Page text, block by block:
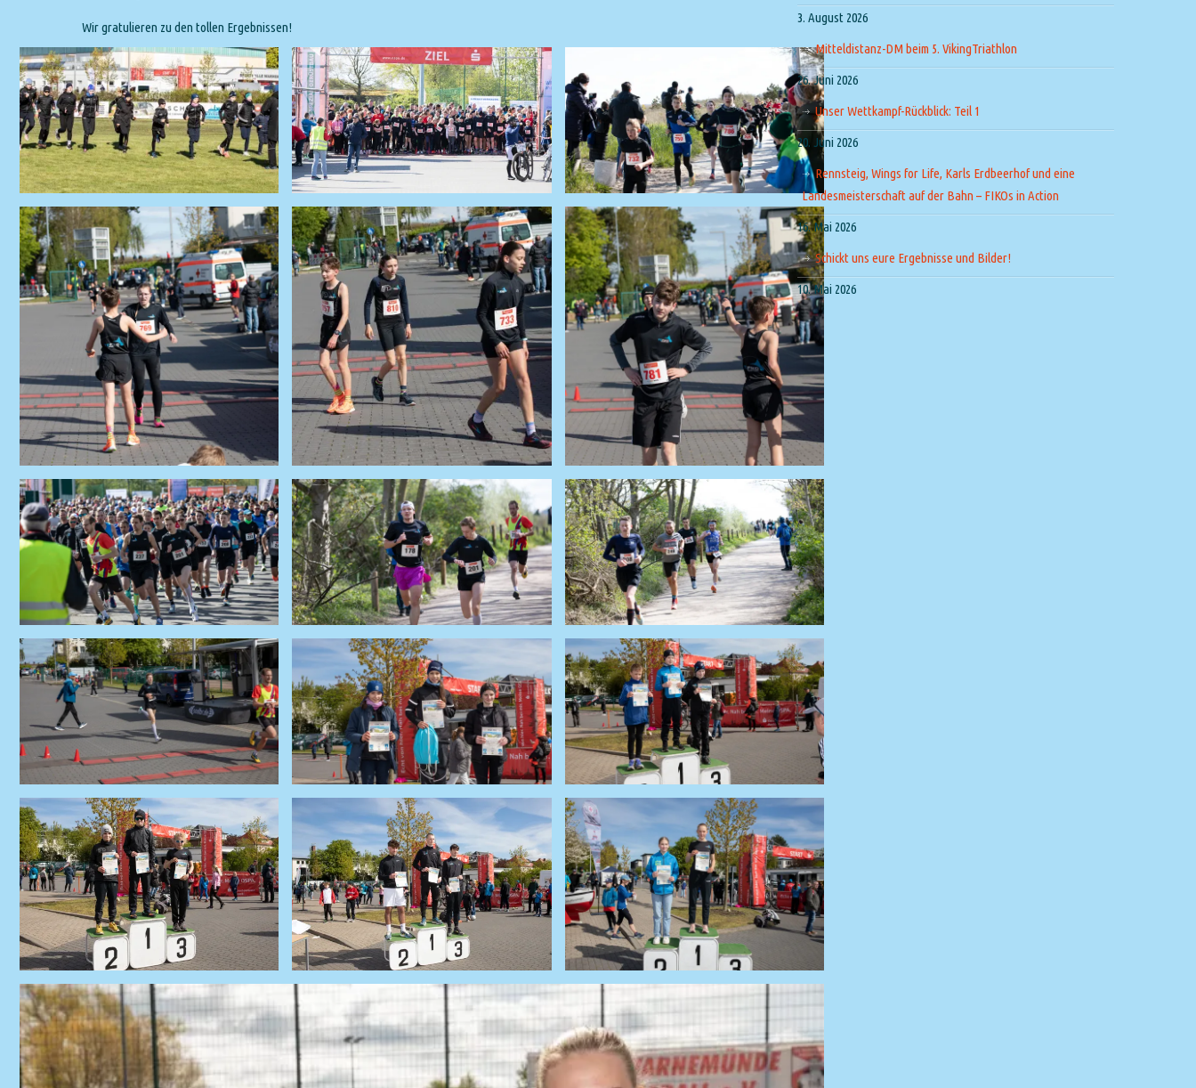
Wir gratulieren zu den tollen Ergebnissen!
3. August 2026
Mitteldistanz-DM beim 5. VikingTriathlon
26. Juni 2026
Unser Wettkampf-Rückblick: Teil 1
20. Juni 2026
Rennsteig, Wings for Life, Karls Erdbeerhof und eine
Landesmeisterschaft auf der Bahn – FIKOs in Action
16. Mai 2026
Schickt uns eure Ergebnisse und Bilder!
10. Mai 2026